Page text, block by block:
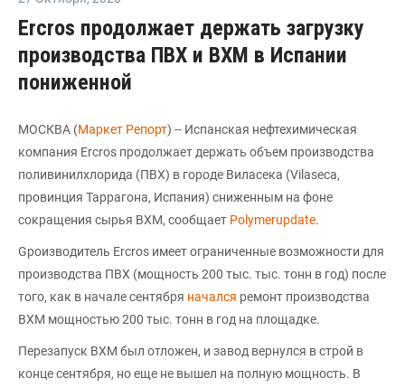
Ercros продолжает держать загрузку
производства ПВХ и ВХМ в Испании
пониженной
МОСКВА (Маркет Репорт) -- Испанская нефтехимическая
компания Ercros продолжает держать объем производства
поливинилхлорида (ПВХ) в городе Виласека (Vilaseca,
провинция Таррагона, Испания) сниженным на фоне
сокращения сырья ВХМ, сообщает Polymerupdate.
Gроизводитель Ercros имеет ограниченные возможности для
производства ПВХ (мощность 200 тыс. тыс. тонн в год) после
того, как в начале сентября начался ремонт производства
ВХМ мощностью 200 тыс. тонн в год на площадке.
Перезапуск ВХМ был отложен, и завод вернулся в строй в
конце сентября, но еще не вышел на полную мощность. В